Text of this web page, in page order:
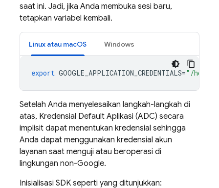
saat ini. Jadi, jika Anda membuka sesi baru,
tetapkan variabel kembali.
Linux atau macOS Windows
export GOOGLE_APPLICATION_CREDENTIALS="/home/
Setelah Anda menyelesaikan langkah-langkah di
atas, Kredensial Default Aplikasi (ADC) secara
implisit dapat menentukan kredensial sehingga
Anda dapat menggunakan kredensial akun
layanan saat menguji atau beroperasi di
lingkungan non-Google.
Inisialisasi SDK seperti yang ditunjukkan: